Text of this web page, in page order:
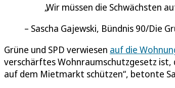
Wir müssen die Schwächsten
Sascha Gajewski, Bündnis 90/Die
Grüne und SPD verwiesen auf die
verschärftes Wohnraumschutzgesetz ist,
auf dem Mietmarkt schützen“, betonte